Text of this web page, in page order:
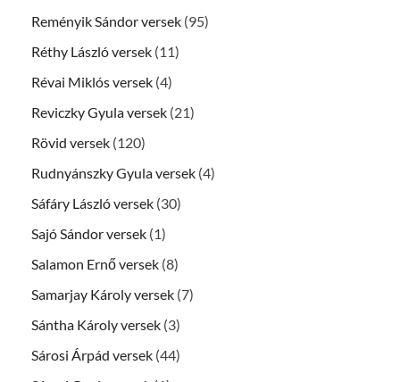
Reményik Sándor versek (95)
Réthy László versek (11)
Révai Miklós versek (4)
Reviczky Gyula versek (21)
Rövid versek (120)
Rudnyánszky Gyula versek (4)
Sáfáry László versek (30)
Sajó Sándor versek (1)
Salamon Ernő versek (8)
Samarjay Károly versek (7)
Sántha Károly versek (3)
Sárosi Árpád versek (44)